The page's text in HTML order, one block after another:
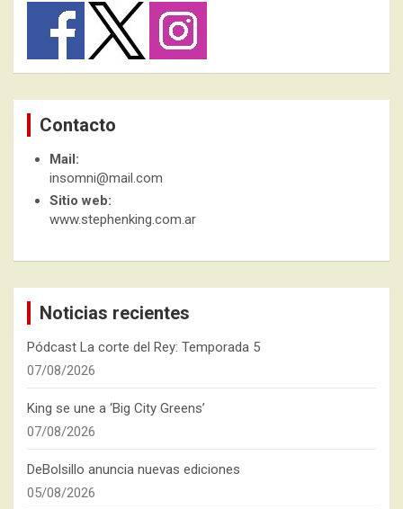
Contacto
Mail:
insomni@mail.com
Sitio web:
www.stephenking.com.ar
Noticias recientes
Pódcast La corte del Rey: Temporada 5
07/08/2026
King se une a ‘Big City Greens’
07/08/2026
DeBolsillo anuncia nuevas ediciones
05/08/2026